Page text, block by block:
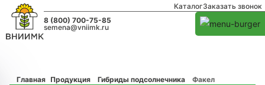
КаталогЗаказать звонок
8 (800) 700-75-85
semena@vniimk.ru
Главная Продукция Гибриды подсолнечника Факел